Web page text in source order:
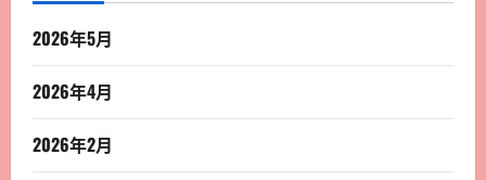
2026年5月
2026年4月
2026年2月